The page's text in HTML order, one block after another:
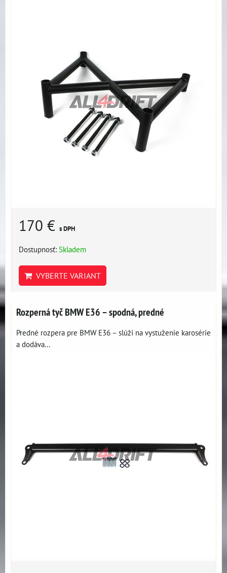
170 € s DPH
Dostupnosť: Skladem
VYBERTE VARIANT
Rozperná tyč BMW E36 – spodná, predné
Predné rozpera pre BMW E36 – slúži na vystuženie karosérie
a dodáva...